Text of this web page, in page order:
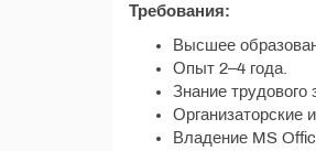
Требования:
Высшее
Опыт 2–4 года.
Знание трудового
Организаторские
Владение MS